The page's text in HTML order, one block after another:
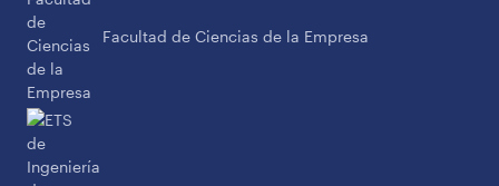
Facultad de Ciencias de la Empresa